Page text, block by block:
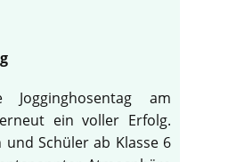
Jogginghosentag am
ein voller Erfolg.
und Schüler ab Klasse 6